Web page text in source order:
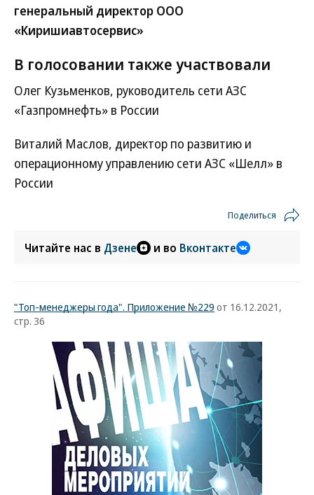
генеральный директор ООО
«Киришиавтосервис»
В голосовании также участвовали
Олег Кузьменков, руководитель сети АЗС
«Газпромнефть» в России
Виталий Маслов, директор по развитию и
операционному управлению сети АЗС «Шелл» в
России
Поделиться
Читайте нас в Дзене и во Вконтакте
"Топ-менеджеры года". Приложение №229 от 16.12.2021,
стр. 36